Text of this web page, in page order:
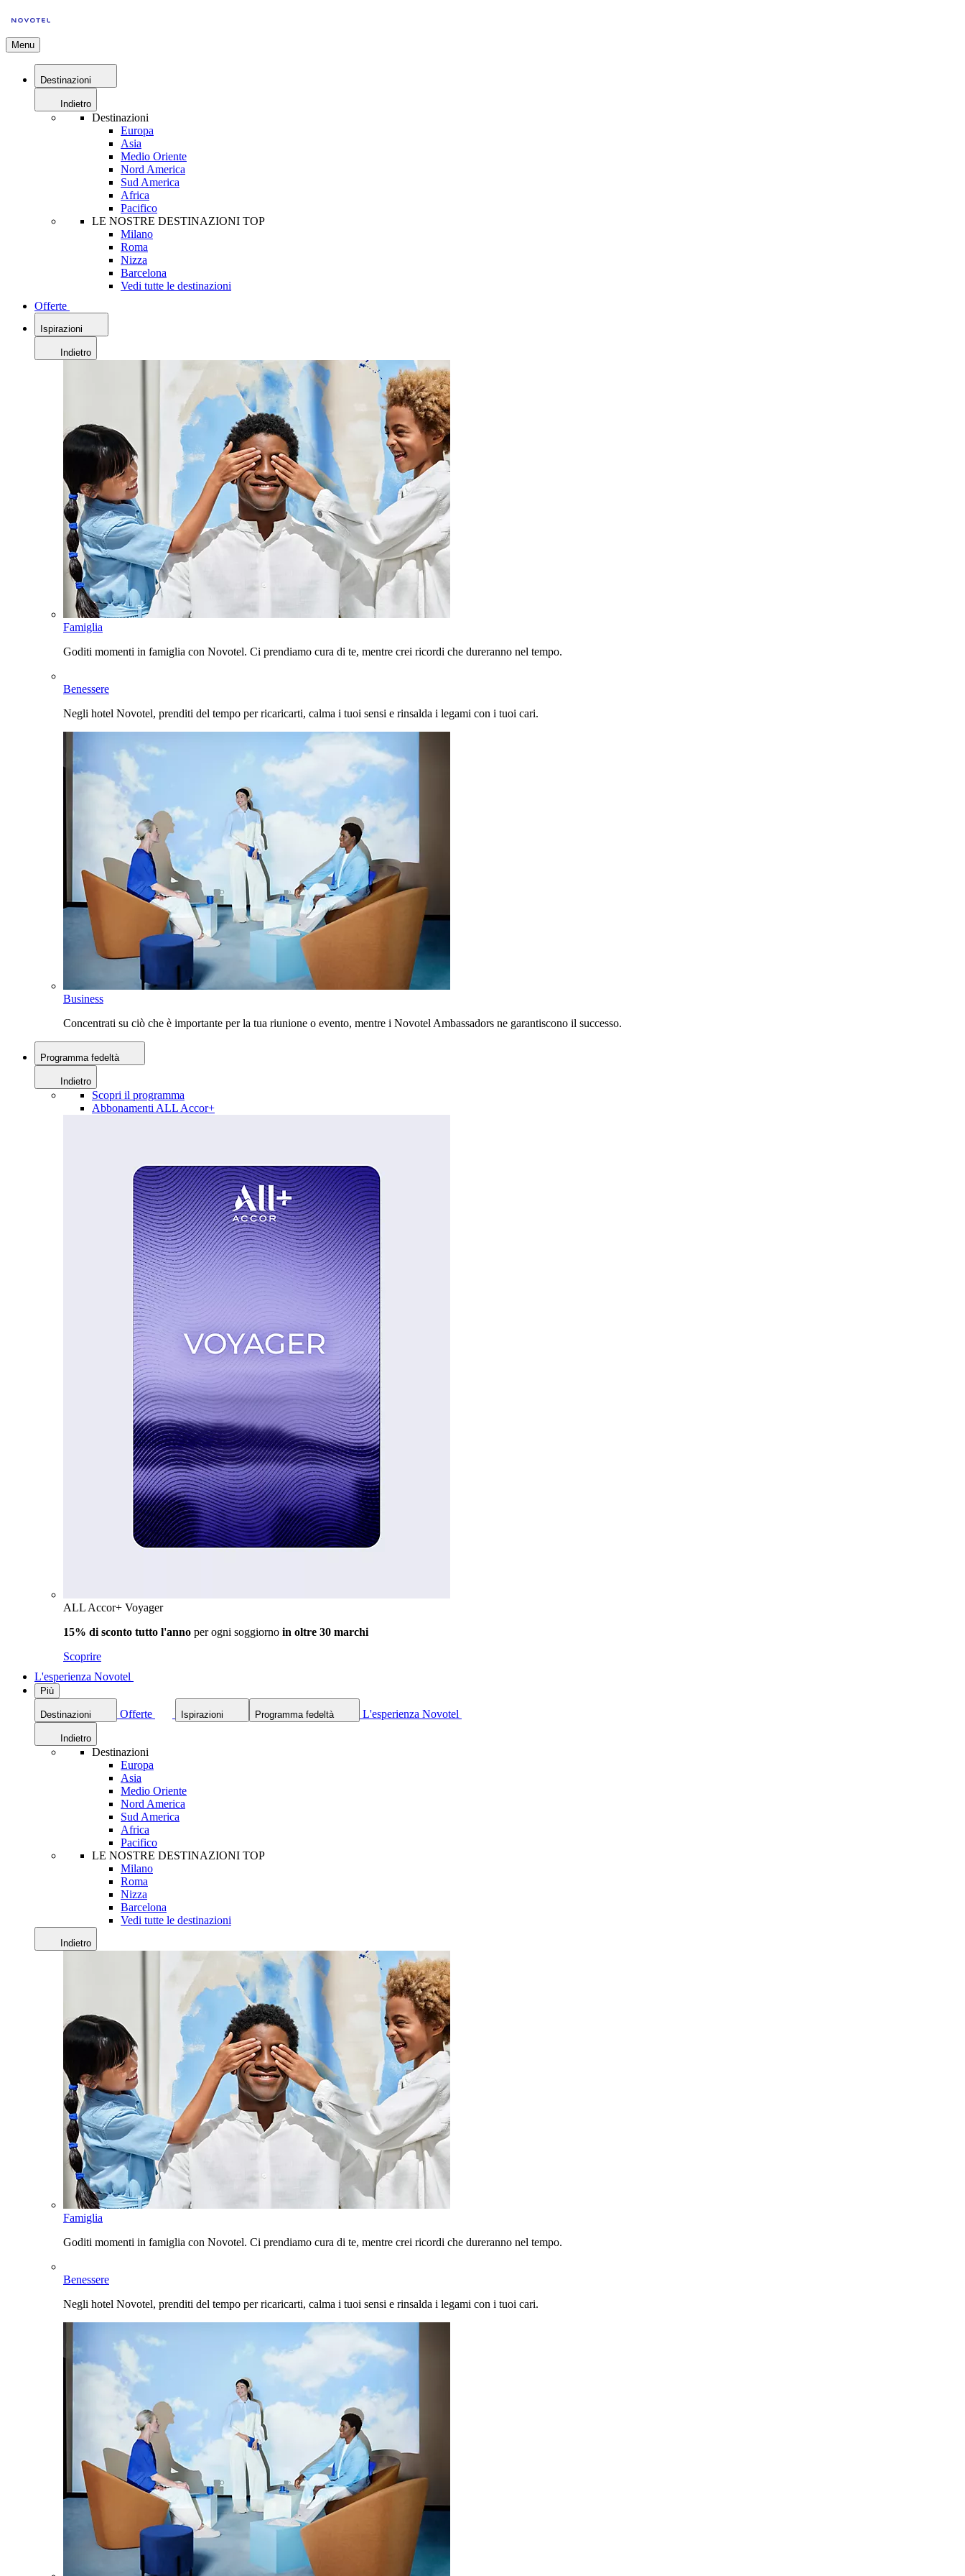
Menu
Destinazioni
Indietro
Destinazioni
Europa
Asia
Medio Oriente
Nord America
Sud America
Africa
Pacifico
LE NOSTRE DESTINAZIONI TOP
Milano
Roma
Nizza
Barcelona
Vedi tutte le destinazioni
Offerte
Ispirazioni
Indietro
Famiglia
Goditi momenti in famiglia con Novotel. Ci prendiamo cura di te, mentre crei ricordi che dureranno nel tempo.
Benessere
Negli hotel Novotel, prenditi del tempo per ricaricarti, calma i tuoi sensi e rinsalda i legami con i tuoi cari.
Business
Concentrati su ciò che è importante per la tua riunione o evento, mentre i Novotel Ambassadors ne garantiscono il successo.
Programma fedeltà
Indietro
Scopri il programma
Abbonamenti ALL Accor+
ALL Accor+ Voyager
15% di sconto tutto l'anno per ogni soggiorno in oltre 30 marchi
Scoprire
L'esperienza Novotel
Più
Destinazioni Offerte Ispirazioni Programma fedeltà L'esperienza Novotel
Indietro
Destinazioni
Europa
Asia
Medio Oriente
Nord America
Sud America
Africa
Pacifico
LE NOSTRE DESTINAZIONI TOP
Milano
Roma
Nizza
Barcelona
Vedi tutte le destinazioni
Indietro
Famiglia
Goditi momenti in famiglia con Novotel. Ci prendiamo cura di te, mentre crei ricordi che dureranno nel tempo.
Benessere
Negli hotel Novotel, prenditi del tempo per ricaricarti, calma i tuoi sensi e rinsalda i legami con i tuoi cari.